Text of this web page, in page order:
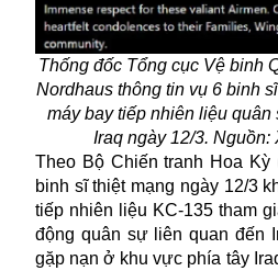
Thống đốc Tổng cục Vệ binh
Nordhaus thông tin vụ 6 binh
máy bay tiếp nhiên liệu quân
Iraq ngày 12/3. Nguồn:
Theo Bộ Chiến tranh Hoa Kỳ
binh sĩthiệt mạng ngày 12/3
tiếp nhiên liệu KC-135 tham
động quân sự liên quan đến
gặp nạn ở khu vực phía tây